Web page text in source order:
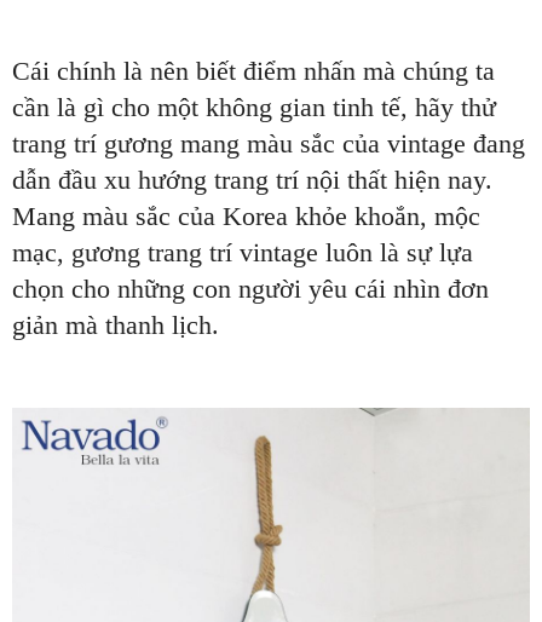
Cái chính là nên biết điểm nhấn mà chúng ta
cần là gì cho một không gian tinh tế, hãy thử
trang trí gương mang màu sắc của vintage đang
dẫn đầu xu hướng trang trí nội thất hiện nay.
Mang màu sắc của Korea khỏe khoắn, mộc
mạc, gương trang trí vintage luôn là sự lựa
chọn cho những con người yêu cái nhìn đơn
giản mà thanh lịch.